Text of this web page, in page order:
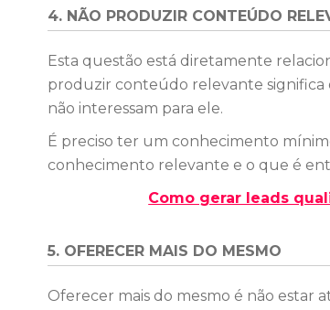
4. NÃO PRODUZIR CONTEÚDO
Esta questão está diretamente
produzir conteúdo relevante significa
não interessam para ele.
É preciso ter um conhecimento
conhecimento relevante e o que é
Como gerar leads
5. OFERECER MAIS DO MESMO
Oferecer mais do mesmo é não estar